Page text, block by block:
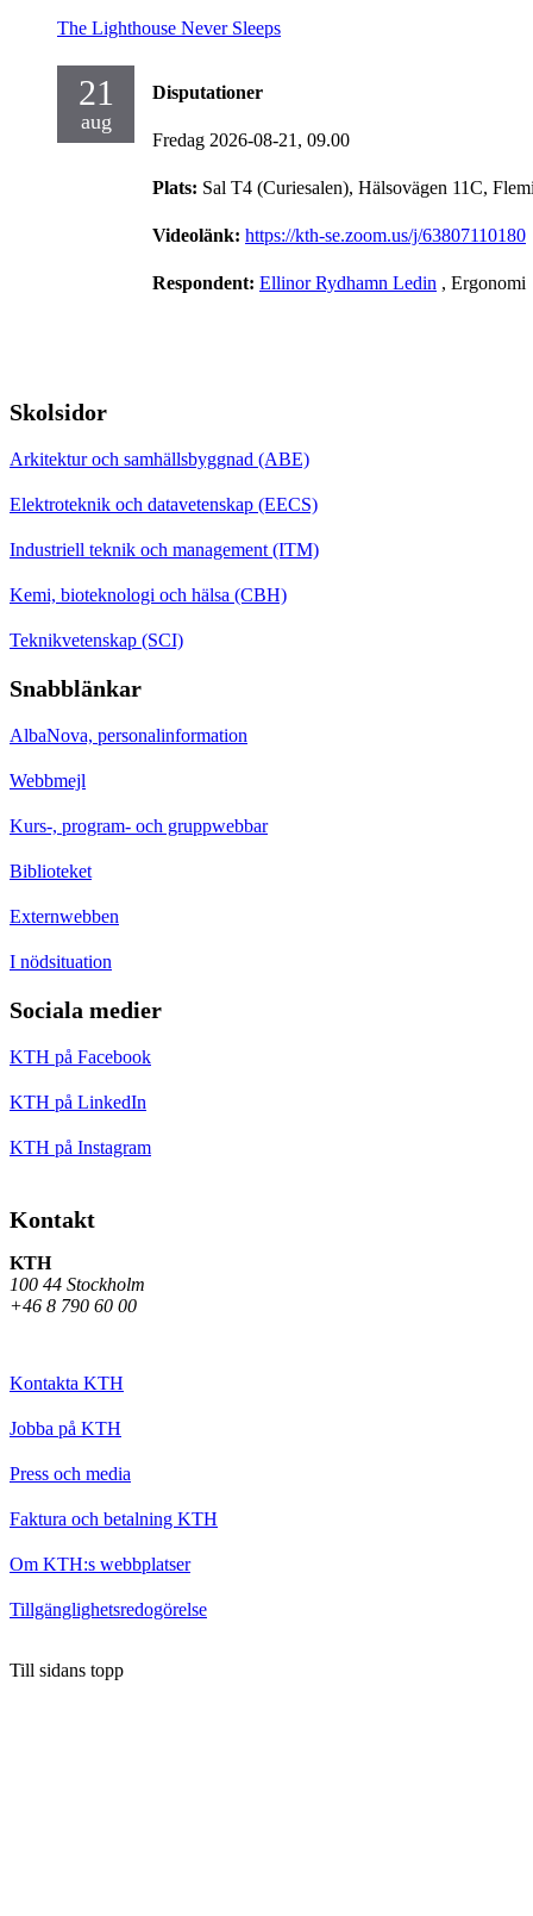
The Lighthouse Never Sleeps
21
aug
Disputationer
Fredag 2026-08-21, 09.00
Plats: Sal T4 (Curiesalen), Hälsovägen 11C,
Videolänk: https://kth-se.zoom.us/j/63807110180
Respondent: Ellinor Rydhamn Ledin , Ergonomi
Skolsidor
Arkitektur och samhällsbyggnad (ABE)
Elektroteknik och datavetenskap (EECS)
Industriell teknik och management (ITM)
Kemi, bioteknologi och hälsa (CBH)
Teknikvetenskap (SCI)
Snabblänkar
AlbaNova, personalinformation
Webbmejl
Kurs-, program- och gruppwebbar
Biblioteket
Externwebben
I nödsituation
Sociala medier
KTH på Facebook
KTH på LinkedIn
KTH på Instagram
Kontakt
KTH
100 44 Stockholm
+46 8 790 60 00
Kontakta KTH
Jobba på KTH
Press och media
Faktura och betalning KTH
Om KTH:s webbplatser
Tillgänglighetsredogörelse
Till sidans topp